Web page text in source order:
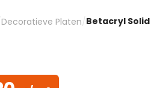
Decoratieve Platen/Betacryl